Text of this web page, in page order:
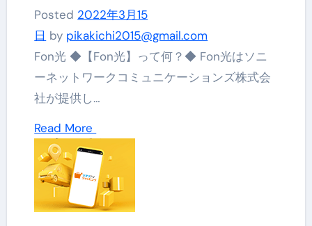
Posted 2022年3月15
日 by pikakichi2015@gmail.com
Fon光 ◆【Fon光】って何？◆ Fon光はソニ
ーネットワークコミュニケーションズ株式会
社が提供し…
Read More